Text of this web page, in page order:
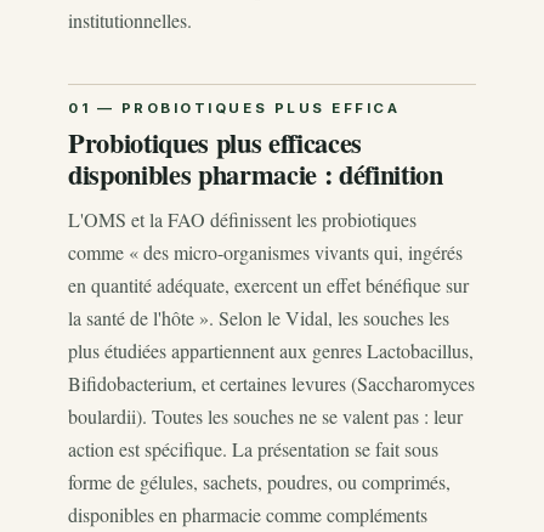
institutionnelles.
Probiotiques plus efficaces
disponibles pharmacie : définition
L'OMS et la FAO définissent les probiotiques
comme « des micro-organismes vivants qui, ingérés
en quantité adéquate, exercent un effet bénéfique sur
la santé de l'hôte ». Selon le Vidal, les souches les
plus étudiées appartiennent aux genres Lactobacillus,
Bifidobacterium, et certaines levures (Saccharomyces
boulardii). Toutes les souches ne se valent pas : leur
action est spécifique. La présentation se fait sous
forme de gélules, sachets, poudres, ou comprimés,
disponibles en pharmacie comme compléments